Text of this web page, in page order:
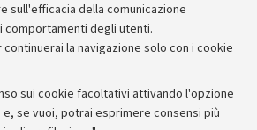
sull'efficacia della comunicazione
comportamenti degli utenti.
la navigazione solo con i cookie
sui cookie facoltativi attivando l'opzione
se vuoi, potrai esprimere consensi più
Archivio
Comunicati stampa